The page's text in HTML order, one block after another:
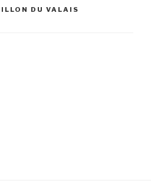
DU VALAIS